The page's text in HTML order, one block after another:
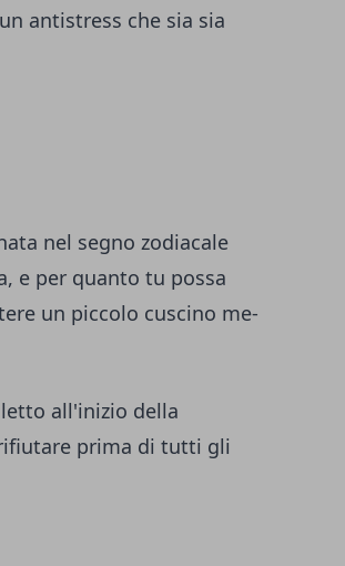
antistress che sia sia
nel segno zodiacale
e per quanto tu possa
un piccolo cuscino me-
all'inizio della
prima di tutti gli